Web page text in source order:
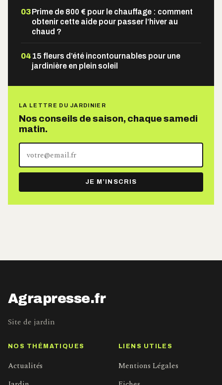
03Prime de 800 € pour le chauffage : comment
obtenir cette aide pour passer l’hiver au
chaud ?
04 15 fleurs d’été incontournables pour une
jardinière en plein soleil
LA LETTRE DU JARDINIER
Nos conseils de saison, chaque samedi
matin.
adresse
e-
mail
JE M’INSCRIS
Agrapresse.fr
Site de jardin
NOS THÉMATIQUES
Actualités
LIENS UTILES
Mentions Légales